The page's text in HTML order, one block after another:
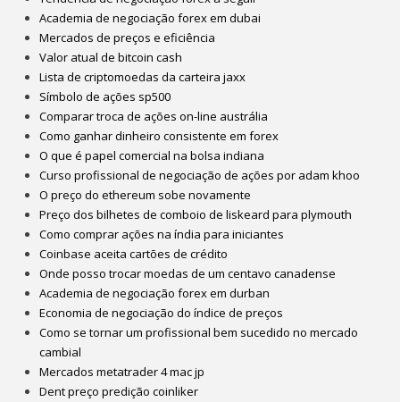
Academia de negociação forex em dubai
Mercados de preços e eficiência
Valor atual de bitcoin cash
Lista de criptomoedas da carteira jaxx
Símbolo de ações sp500
Comparar troca de ações on-line austrália
Como ganhar dinheiro consistente em forex
O que é papel comercial na bolsa indiana
Curso profissional de negociação de ações por adam khoo
O preço do ethereum sobe novamente
Preço dos bilhetes de comboio de liskeard para plymouth
Como comprar ações na índia para iniciantes
Coinbase aceita cartões de crédito
Onde posso trocar moedas de um centavo canadense
Academia de negociação forex em durban
Economia de negociação do índice de preços
Como se tornar um profissional bem sucedido no mercado
cambial
Mercados metatrader 4 mac jp
Dent preço predição coinliker